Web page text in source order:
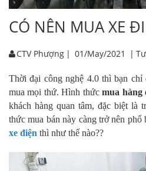
CÓ NÊN MUA XE
CTV Phượng | 01/May/2021 |
Thời đại công nghệ 4.0 thì bạn chỉ
mua mọi thứ. Hình thứcmua hàng
khách hàng quan tâm, đặc biệt là
thức mua bán này càng trở nên
xe điện thì như thế nào??